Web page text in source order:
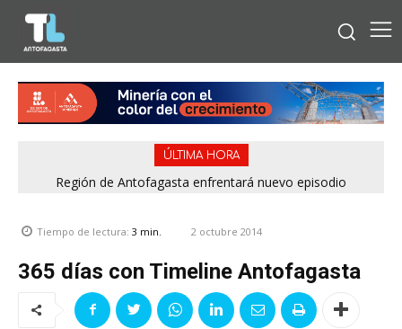
ÚLTIMA HORA
Región de Antofagasta enfrentará nuevo episodio
Bipay explica: Así funciona el pago con tarjetas bancarias en
Tiempo de lectura: 3 min. 2 octubre 2014
365 días con Timeline Antofagasta